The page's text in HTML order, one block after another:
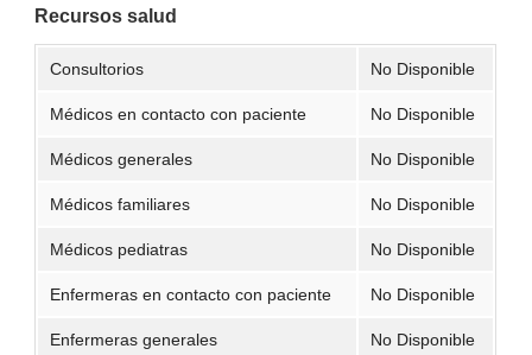
Recursos salud
Consultorios No Disponible
Médicos en contacto con paciente No Disponible
Médicos generales No Disponible
Médicos familiares No Disponible
Médicos pediatras No Disponible
Enfermeras en contacto con paciente No Disponible
Enfermeras generales No Disponible